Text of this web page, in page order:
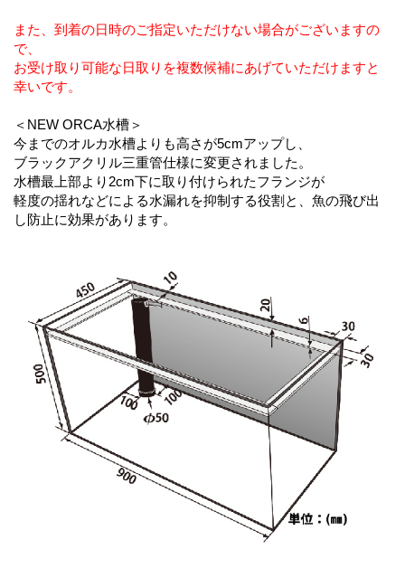
また、到着の日時のご指定いただけない場合がございますの
で、
お受け取り可能な日取りを複数候補にあげていただけますと
幸いです。
＜NEW ORCA水槽＞
今までのオルカ水槽よりも高さが5cmアップし、
ブラックアクリル三重管仕様に変更されました。
水槽最上部より2cm下に取り付けられたフランジが
軽度の揺れなどによる水漏れを抑制する役割と、魚の飛び出
し防止に効果があります。